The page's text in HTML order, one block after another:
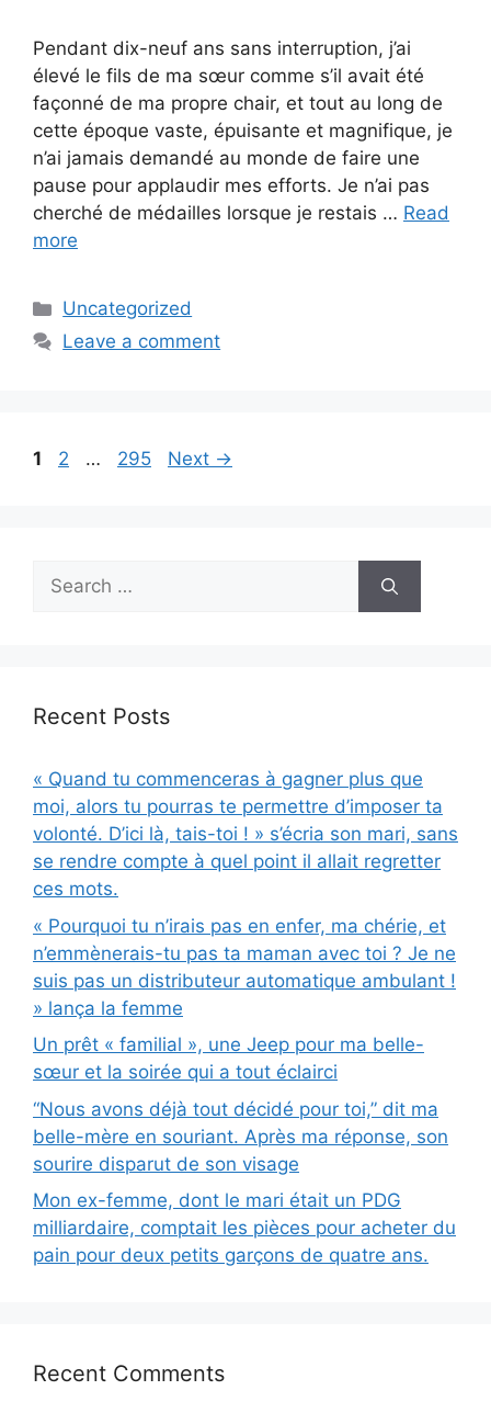
Pendant dix-neuf ans sans interruption, j’ai
élevé le fils de ma sœur comme s’il avait été
façonné de ma propre chair, et tout au long de
cette époque vaste, épuisante et magnifique, je
n’ai jamais demandé au monde de faire une
pause pour applaudir mes efforts. Je n’ai pas
cherché de médailles lorsque je restais … Read
more
Categories
Uncategorized
Leave a comment
Page
1 Page
2 … Page
295 Next →
Search
for:
Recent Posts
« Quand tu commenceras à gagner plus que
moi, alors tu pourras te permettre d’imposer ta
volonté. D’ici là, tais-toi ! » s’écria son mari, sans
se rendre compte à quel point il allait regretter
ces mots.
« Pourquoi tu n’irais pas en enfer, ma chérie, et
n’emmènerais-tu pas ta maman avec toi ? Je ne
suis pas un distributeur automatique ambulant !
» lança la femme
Un prêt « familial », une Jeep pour ma belle-
sœur et la soirée qui a tout éclairci
“Nous avons déjà tout décidé pour toi,” dit ma
belle-mère en souriant. Après ma réponse, son
sourire disparut de son visage
Mon ex-femme, dont le mari était un PDG
milliardaire, comptait les pièces pour acheter du
pain pour deux petits garçons de quatre ans.
Recent Comments